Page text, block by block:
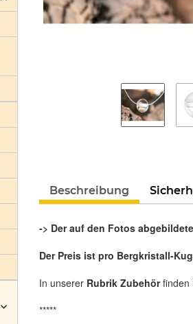
Beschreibung
-> Der auf den Fotos
Der Preis ist pro Bergkristall-
In unserer Rubrik Zubehörfinden
*****